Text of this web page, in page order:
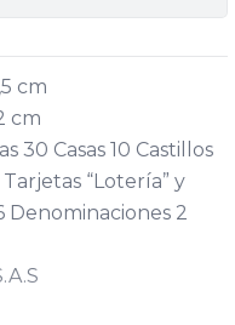
cm
cm
30 Casas 10 Castillos
“Lotería” y
Denominaciones 2